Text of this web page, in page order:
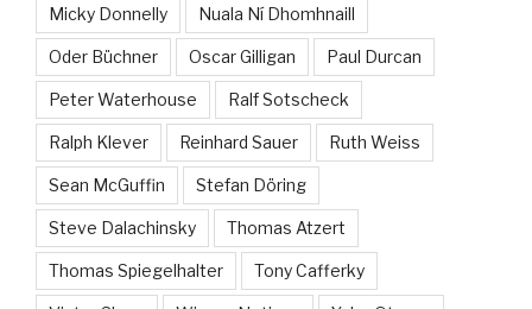
Micky Donnelly Nuala Ní Dhomhnaill
Oder Büchner Oscar Gilligan Paul Durcan
Peter Waterhouse Ralf Sotscheck
Ralph Klever Reinhard Sauer Ruth Weiss
Sean McGuffin Stefan Döring
Steve Dalachinsky Thomas Atzert
Thomas Spiegelhalter Tony Cafferky